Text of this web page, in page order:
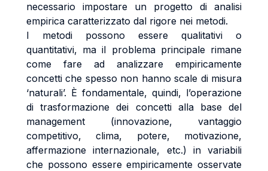
necessario impostare un progetto di analisi
empirica caratterizzato dal rigore nei metodi.
I metodi possono essere qualitativi o
quantitativi, ma il problema principale rimane
come fare ad analizzare empiricamente
concetti che spesso non hanno scale di misura
‘naturali’. È fondamentale, quindi, l’operazione
di trasformazione dei concetti alla base del
management (innovazione, vantaggio
competitivo, clima, potere, motivazione,
affermazione internazionale, etc.) in variabili
che possono essere empiricamente osservate